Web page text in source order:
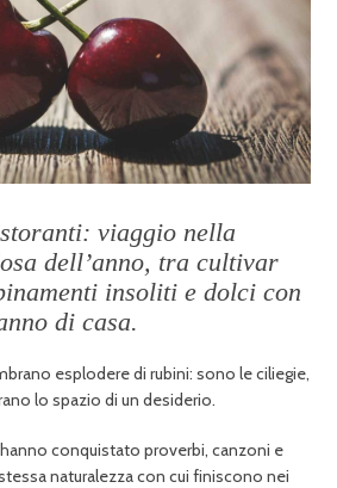
viaggio nella
dell’anno, tra cultivar
insoliti e dolci con
di casa.
esplodere di rubini: sono le ciliegie,
lo spazio di un desiderio.
conquistato proverbi, canzoni e
naturalezza con cui finiscono nei